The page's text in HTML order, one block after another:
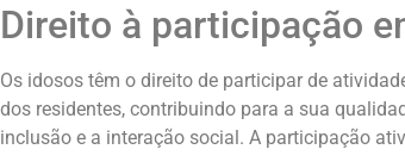
Direito à participação
Os idosos têm o direito de participar de
dos residentes, contribuindo para a sua
inclusão e a interação social. A participação